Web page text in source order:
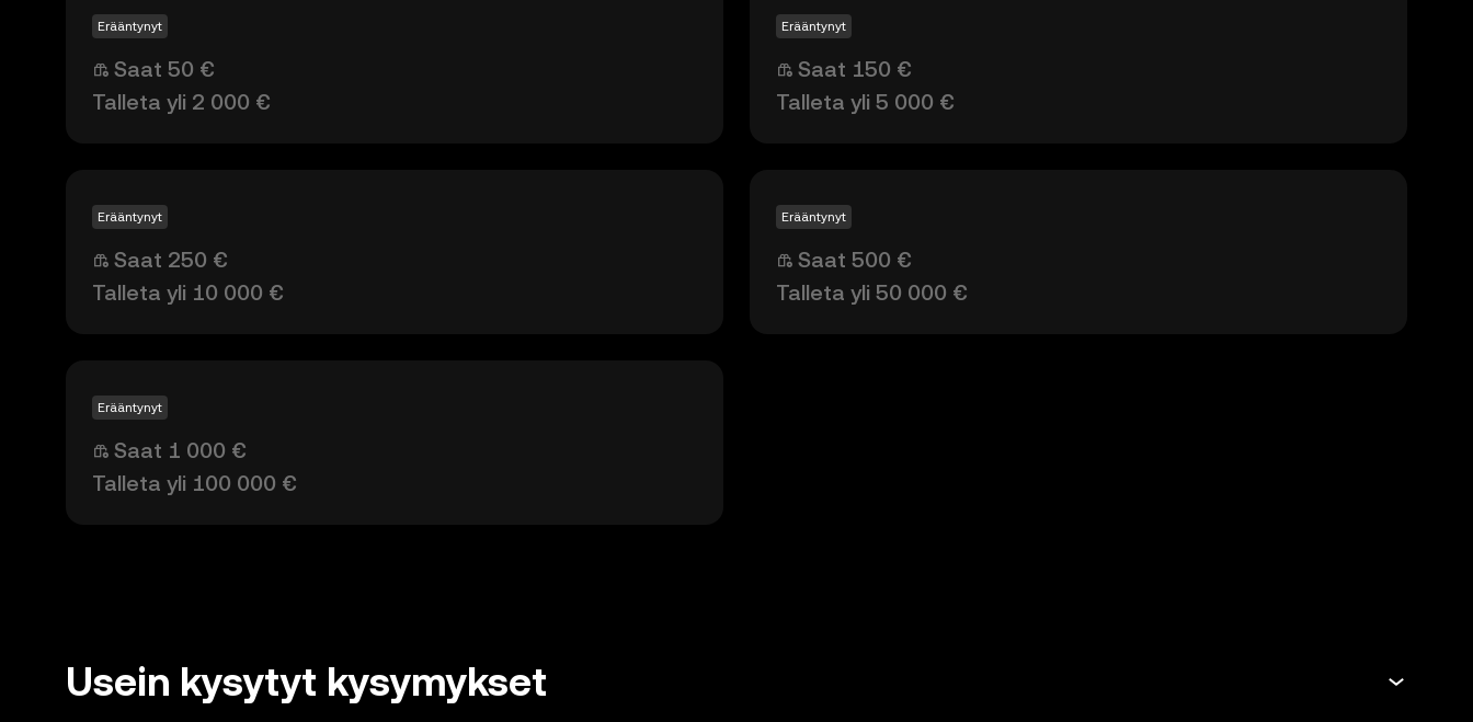
Erääntynyt
Saat 50 €
Talleta yli 2 000 €
Erääntynyt
Saat 150 €
Talleta yli 5 000 €
Erääntynyt
Saat 250 €
Talleta yli 10 000 €
Erääntynyt
Saat 500 €
Talleta yli 50 000 €
Erääntynyt
Saat 1 000 €
Talleta yli 100 000 €
Usein kysytyt kysymykset